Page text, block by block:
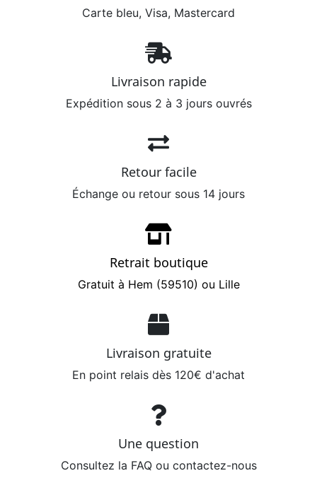
Carte bleu, Visa, Mastercard
Livraison rapide
Expédition sous 2 à 3 jours ouvrés
Retour facile
Échange ou retour sous 14 jours
Retrait boutique
Gratuit à Hem (59510) ou Lille
Livraison gratuite
En point relais dès 120€ d'achat
Une question
Consultez la FAQ ou contactez-nous